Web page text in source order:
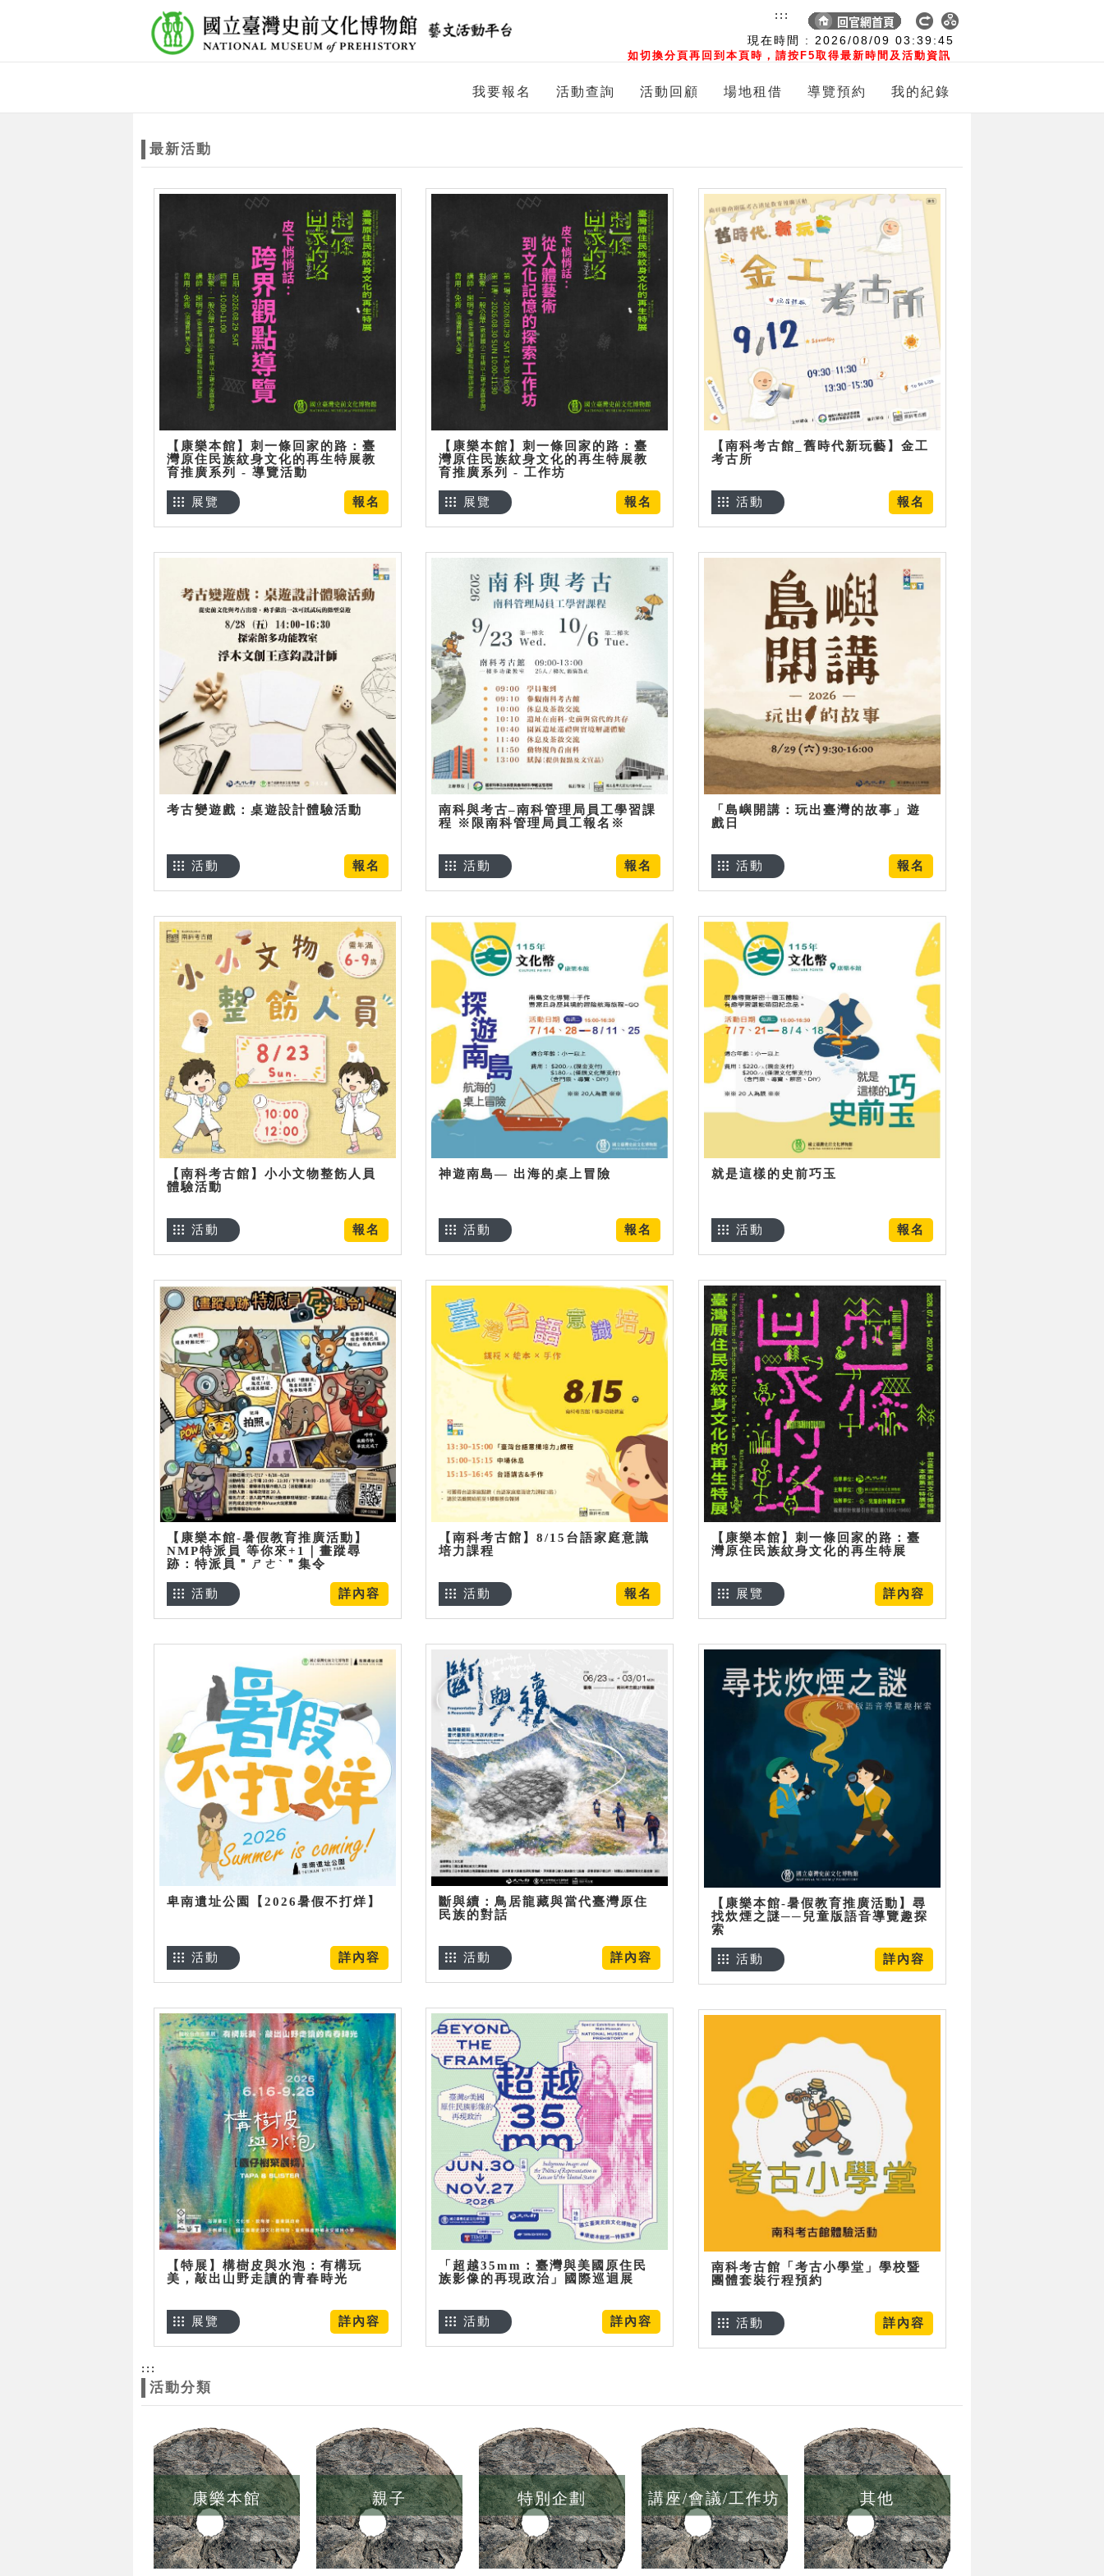
現在時間 : 2026/08/09 03:39:47
如切換分頁再回到本頁時，請按F5取得最新時間及活動資訊
:::
我要報名 活動查詢 活動回顧 場地租借 導覽預約 我的紀錄
最新活動
【康樂本館】刺一條回家的路：臺
灣原住民族紋身文化的再生特展教
育推廣系列 - 導覽活動
報名
展覽
【康樂本館】刺一條回家的路：臺
灣原住民族紋身文化的再生特展教
育推廣系列 - 工作坊
報名
展覽
【南科考古館_舊時代新玩藝】金工
考古所
報名
活動
考古變遊戲：桌遊設計體驗活動
報名
活動
南科與考古–南科管理局員工學習課
程 ※限南科管理局員工報名※
報名
活動
「島嶼開講：玩出臺灣的故事」遊
戲日
報名
活動
【南科考古館】小小文物整飭人員
體驗活動
報名
活動
神遊南島— 出海的桌上冒險
報名
活動
就是這樣的史前巧玉
報名
活動
【康樂本館-暑假教育推廣活動】
NMP特派員 等你來+1｜畫蹤尋
跡：特派員＂ㄕㄜˋ＂集令
詳內容
活動
【南科考古館】8/15台語家庭意識
培力課程
報名
活動
【康樂本館】刺一條回家的路：臺
灣原住民族紋身文化的再生特展
詳內容
展覽
卑南遺址公園【2026暑假不打烊】
詳內容
活動
斷與續：鳥居龍藏與當代臺灣原住
民族的對話
詳內容
活動
【康樂本館-暑假教育推廣活動】尋
找炊煙之謎──兒童版語音導覽趣探
索
詳內容
活動
【特展】構樹皮與水泡：有構玩
美，敲出山野走讀的青春時光
詳內容
展覽
「超越35mm：臺灣與美國原住民
族影像的再現政治」國際巡迴展
詳內容
活動
南科考古館「考古小學堂」學校暨
團體套裝行程預約
詳內容
活動
:::
活動分類
康樂本館 親子 特別企劃 講座/會議/工作坊 其他